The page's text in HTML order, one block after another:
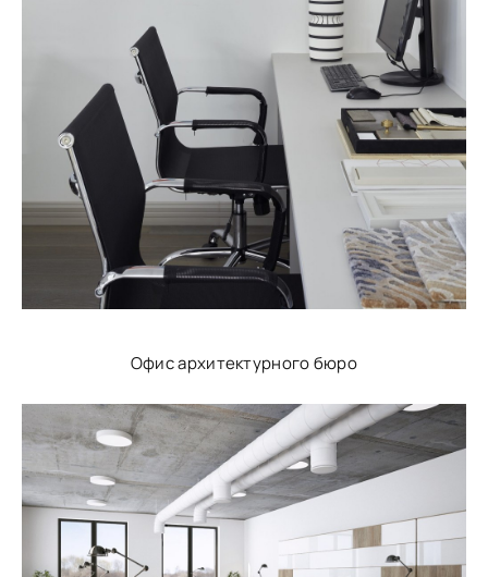
Офис архитектурного бюро